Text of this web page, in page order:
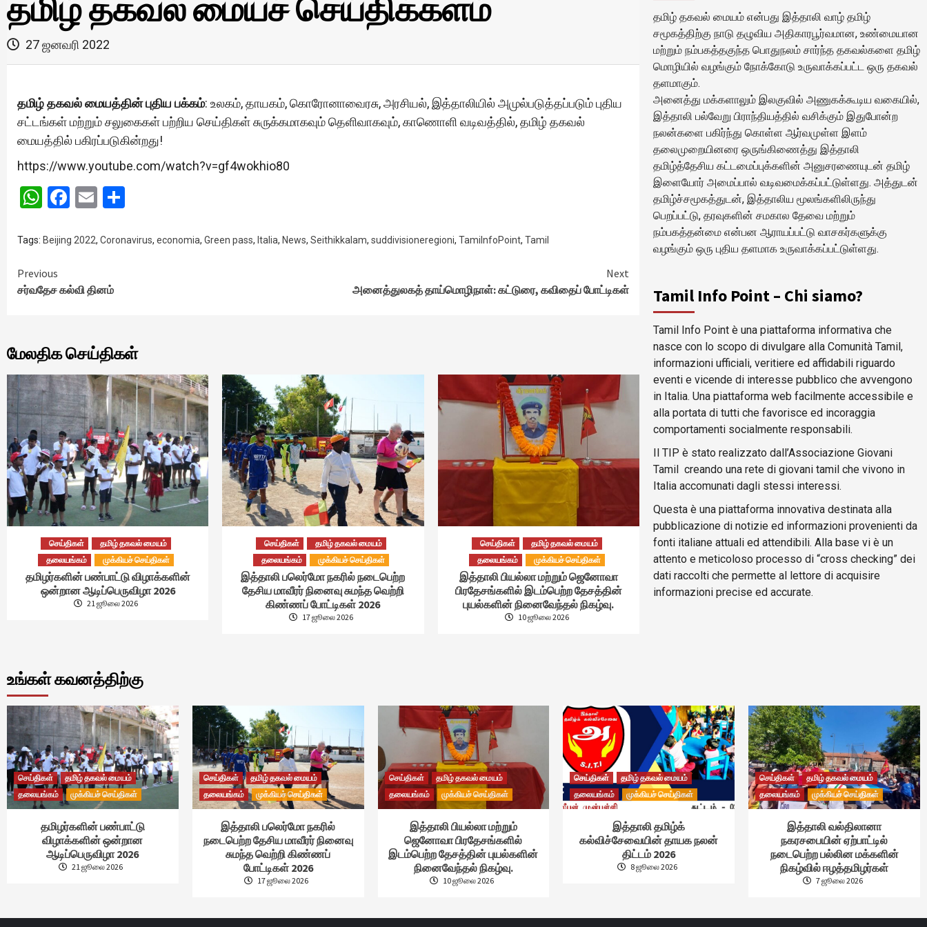
தமிழ் தகவல் மையச் செய்திக்களம்
27 ஜனவரி 2022
தமிழ் தகவல் மையத்தின் புதிய பக்கம்: உலகம், தாயகம், கொரோனாவைரசு, அரசியல், இத்தாலியில் அமுல்படுத்தப்படும் புதிய
சட்டங்கள் மற்றும் சலுகைகள் பற்றிய செய்திகள் சுருக்கமாகவும் தெளிவாகவும், காணொளி வடிவத்தில், தமிழ் தகவல்
மையத்தில் பகிரப்படுகின்றது!
https://www.youtube.com/watch?v=gf4wokhio80
WhatsApp
Facebook
Email
Tags: Beijing 2022, Coronavirus, economia, Green pass, Italia, News, Seithikkalam, suddivisioneregioni, TamiInfoPoint, Tamil
Continue
Reading
Previous
சர்வதேச கல்வி தினம்
Next
அனைத்துலகத் தாய்மொழிநாள்: கட்டுரை, கவிதைப் போட்டிகள்
மேலதிக செய்திகள்
செய்திகள்
தமிழ் தகவல் மையம்
தலையங்கம்
முக்கியச் செய்திகள்
தமிழர்களின் பண்பாட்டு விழாக்களின்
ஒன்றான ஆடிப்பெருவிழா 2026
21 ஜூலை 2026
செய்திகள்
தமிழ் தகவல் மையம்
தலையங்கம்
முக்கியச் செய்திகள்
இத்தாலி பலெர்மோ நகரில் நடைபெற்ற
தேசிய மாவீரர் நினைவு சுமந்த வெற்றி
கிண்ணப் போட்டிகள் 2026
17 ஜூலை 2026
செய்திகள்
தமிழ் தகவல் மையம்
தலையங்கம்
முக்கியச் செய்திகள்
இத்தாலி பியல்லா மற்றும் ஜெனோவா
பிரதேசங்களில் இடம்பெற்ற தேசத்தின்
புயல்களின் நினைவேந்தல் நிகழ்வு.
10 ஜூலை 2026
தமிழ் தகவல் மையம் என்பது இத்தாலி வாழ் தமிழ்
சமூகத்திற்கு நாடு தழுவிய அதிகாரபூர்வமான, உண்மையான
மற்றும் நம்பகத்தகுந்த பொதுநலம் சார்ந்த தகவல்களை தமிழ்
மொழியில் வழங்கும் நோக்கோடு உருவாக்கப்பட்ட ஒரு தகவல்
தளமாகும்.
அனைத்து மக்களாலும் இலகுவில் அணுகக்கூடிய வகையில்,
இத்தாலி பல்வேறு பிராந்தியத்தில் வசிக்கும் இதுபோன்ற
நலன்களை பகிர்ந்து கொள்ள ஆர்வமுள்ள இளம்
தலைமுறையினரை ஒருங்கிணைத்து இத்தாலி
தமிழ்த்தேசிய கட்டமைப்புக்களின் அனுசரணையுடன் தமிழ்
இளையோர் அமைப்பால் வடிவமைக்கப்பட்டுள்ளது. அத்துடன்
தமிழ்ச்சமூகத்துடன், இத்தாலிய மூலங்களிலிருந்து
பெறப்பட்டு, தரவுகளின் சமகால தேவை மற்றும்
நம்பகத்தன்மை என்பன ஆராயப்பட்டு வாசகர்களுக்கு
வழங்கும் ஒரு புதிய தளமாக உருவாக்கப்பட்டுள்ளது.
Tamil Info Point – Chi siamo?
Tamil Info Point è una piattaforma informativa che
nasce con lo scopo di divulgare alla Comunità Tamil,
informazioni ufficiali, veritiere ed affidabili riguardo
eventi e vicende di interesse pubblico che avvengono
in Italia. Una piattaforma web facilmente accessibile e
alla portata di tutti che favorisce ed incoraggia
comportamenti socialmente responsabili.
Il TIP è stato realizzato dall’Associazione Giovani
Tamil creando una rete di giovani tamil che vivono in
Italia accomunati dagli stessi interessi.
Questa è una piattaforma innovativa destinata alla
pubblicazione di notizie ed informazioni provenienti da
fonti italiane attuali ed attendibili. Alla base vi è un
attento e meticoloso processo di “cross checking” dei
dati raccolti che permette al lettore di acquisire
informazioni precise ed accurate.
உங்கள் கவனத்திற்கு
செய்திகள்
தமிழ் தகவல் மையம்
தலையங்கம்
முக்கியச் செய்திகள்
தமிழர்களின் பண்பாட்டு
விழாக்களின் ஒன்றான
ஆடிப்பெருவிழா 2026
21 ஜூலை 2026
செய்திகள்
தமிழ் தகவல் மையம்
தலையங்கம்
முக்கியச் செய்திகள்
இத்தாலி பலெர்மோ நகரில்
நடைபெற்ற தேசிய மாவீரர் நினைவு
சுமந்த வெற்றி கிண்ணப்
போட்டிகள் 2026
17 ஜூலை 2026
செய்திகள்
தமிழ் தகவல் மையம்
தலையங்கம்
முக்கியச் செய்திகள்
இத்தாலி பியல்லா மற்றும்
ஜெனோவா பிரதேசங்களில்
இடம்பெற்ற தேசத்தின் புயல்களின்
நினைவேந்தல் நிகழ்வு.
10 ஜூலை 2026
செய்திகள்
தமிழ் தகவல் மையம்
தலையங்கம்
முக்கியச் செய்திகள்
இத்தாலி தமிழ்க்
கல்விச்சேவையின் தாயக நலன்
திட்டம் 2026
8 ஜூலை 2026
செய்திகள்
தமிழ் தகவல் மையம்
தலையங்கம்
முக்கியச் செய்திகள்
இத்தாலி வல்திலானா
நகரசபையின் ஏற்பாட்டில்
நடைபெற்ற பல்லின மக்களின்
நிகழ்வில் ஈழத்தமிழர்கள்
7 ஜூலை 2026